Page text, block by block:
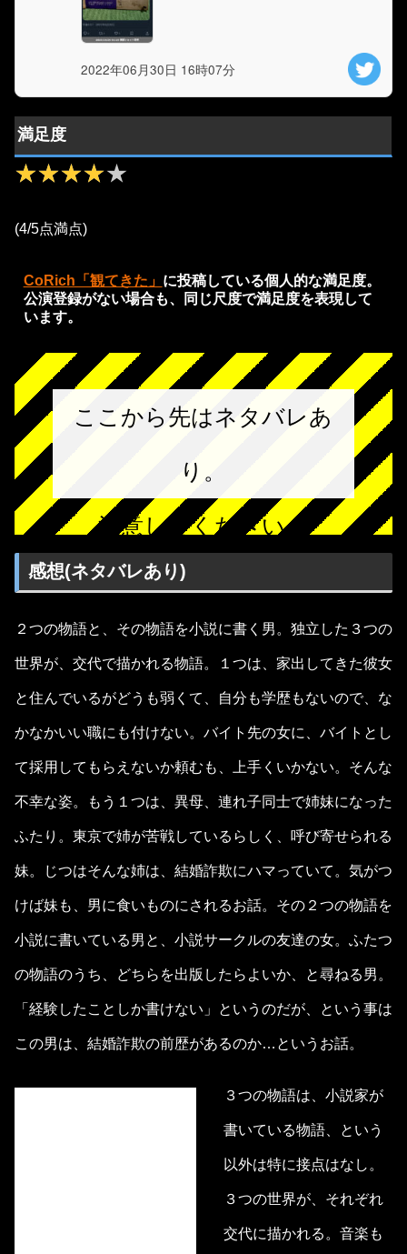
2022年06月30日 16時07分
満足度
★★★★★
★★★★★
(4/5点満点)
CoRich「観てきた」 に投稿している個人的な満足度。
公演登録がない場合も、同じ尺度で満足度を表現して
います。
ここから先はネタバレあ
り。
注意してください。
感想(ネタバレあり)
２つの物語と、その物語を小説に書く男。独立した３つの
世界が、交代で描かれる物語。１つは、家出してきた彼女
と住んでいるがどうも弱くて、自分も学歴もないので、な
かなかいい職にも付けない。バイト先の女に、バイトとし
て採用してもらえないか頼むも、上手くいかない。そんな
不幸な姿。もう１つは、異母、連れ子同士で姉妹になった
ふたり。東京で姉が苦戦しているらしく、呼び寄せられる
妹。じつはそんな姉は、結婚詐欺にハマっていて。気がつ
けば妹も、男に食いものにされるお話。その２つの物語を
小説に書いている男と、小説サークルの友達の女。ふたつ
の物語のうち、どちらを出版したらよいか、と尋ねる男。
「経験したことしか書けない」というのだが、という事は
この男は、結婚詐欺の前歴があるのか…というお話。
３つの物語は、小説家が
書いている物語、という
以外は特に接点はなし。
３つの世界が、それぞれ
交代に描かれる。音楽も